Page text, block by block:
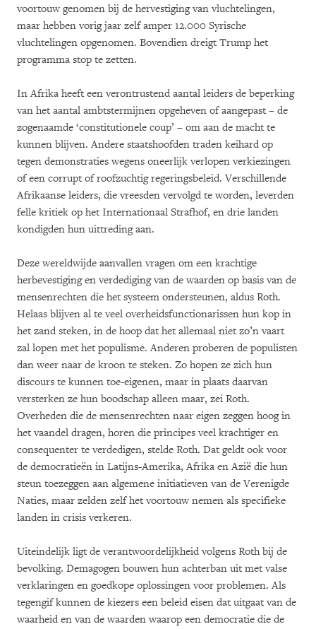
voortouw genomen bij de hervestiging van vluchtelingen,
maar hebben vorig jaar zelf amper 12.000 Syrische
vluchtelingen opgenomen. Bovendien dreigt Trump het
programma stop te zetten.
In Afrika heeft een verontrustend aantal leiders de beperking
van het aantal ambtstermijnen opgeheven of aangepast – de
zogenaamde ‘constitutionele coup’ – om aan de macht te
kunnen blijven. Andere staatshoofden traden keihard op
tegen demonstraties wegens oneerlijk verlopen verkiezingen
of een corrupt of roofzuchtig regeringsbeleid. Verschillende
Afrikaanse leiders, die vreesden vervolgd te worden, leverden
felle kritiek op het Internationaal Strafhof, en drie landen
kondigden hun uittreding aan.
Deze wereldwijde aanvallen vragen om een krachtige
herbevestiging en verdediging van de waarden op basis van de
mensenrechten die het systeem ondersteunen, aldus Roth.
Helaas blijven al te veel overheidsfunctionarissen hun kop in
het zand steken, in de hoop dat het allemaal niet zo’n vaart
zal lopen met het populisme. Anderen proberen de populisten
dan weer naar de kroon te steken. Zo hopen ze zich hun
discours te kunnen toe-eigenen, maar in plaats daarvan
versterken ze hun boodschap alleen maar, zei Roth.
Overheden die de mensenrechten naar eigen zeggen hoog in
het vaandel dragen, horen die principes veel krachtiger en
consequenter te verdedigen, stelde Roth. Dat geldt ook voor
de democratieën in Latijns-Amerika, Afrika en Azië die hun
steun toezeggen aan algemene initiatieven van de Verenigde
Naties, maar zelden zelf het voortouw nemen als specifieke
landen in crisis verkeren.
Uiteindelijk ligt de verantwoordelijkheid volgens Roth bij de
bevolking. Demagogen bouwen hun achterban uit met valse
verklaringen en goedkope oplossingen voor problemen. Als
tegengif kunnen de kiezers een beleid eisen dat uitgaat van de
waarheid en van de waarden waarop een democratie die de